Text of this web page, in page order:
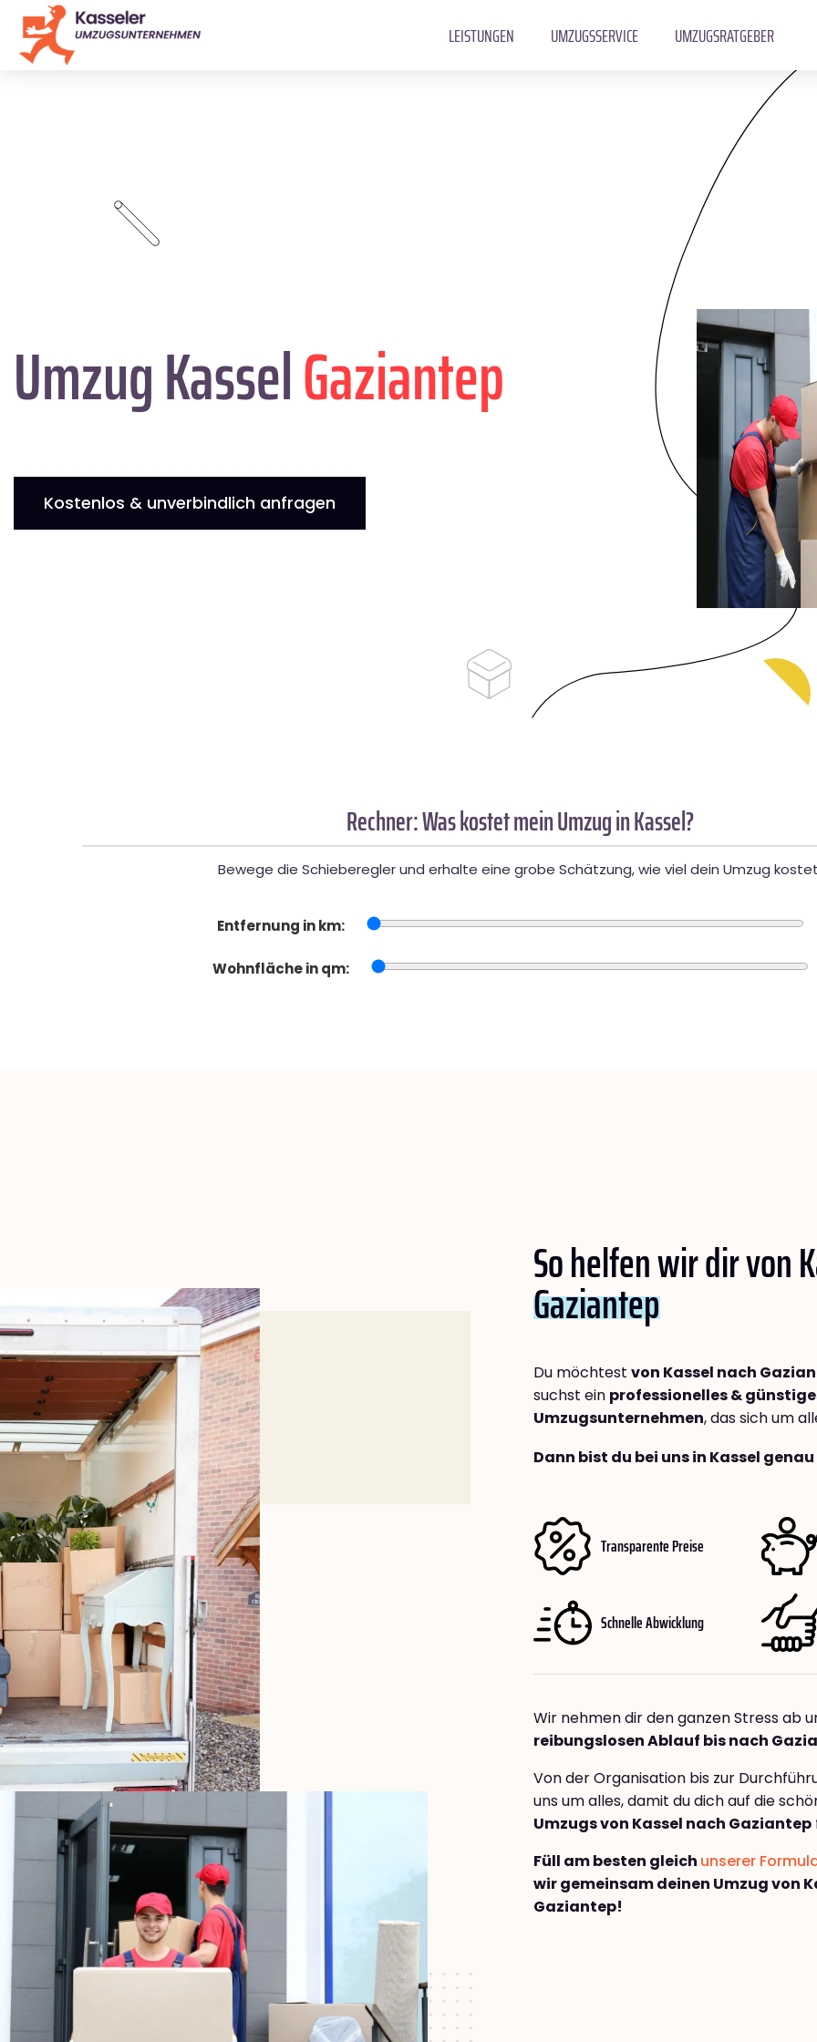
LEISTUNGEN UMZUGSSERVICE UMZUGSRATGEBER
Umzug KasselGaziantep
Kostenlos & unverbindlich anfragen
Rechner: Was kostet mein Umzug in Kassel?
Bewege die Schieberegler und erhalte eine grobe Schätzung, wie viel dein Umzug
Entfernung in km:
Wohnfläche in qm:
So helfen wir dir von
Gaziantep
Du möchtest von Kassel nach
suchst ein professionelles &
Umzugsunternehmen, das sich um
Dann bist du bei uns in Kassel
Transparente Preise
Schnelle Abwicklung
Wir nehmen dir den ganzen Stress ab
reibungslosen Ablauf bis nach
Von der Organisation bis zur
uns um alles, damit du dich auf die
Umzugs von Kassel nach Gaziantep
Füll am besten gleich unserer
wir gemeinsam deinen Umzug von
Gaziantep!